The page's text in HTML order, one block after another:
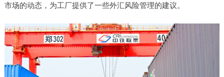
市场的动态，为工厂提供了一些外汇风险管理的建议。